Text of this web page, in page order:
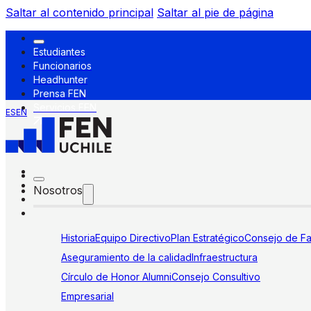
Saltar al contenido principal Saltar al pie de página
Estudiantes
Funcionarios
Headhunter
Prensa FEN
ESEN
Nosotros
HistoriaEquipo DirectivoPlan EstratégicoConsejo de
Aseguramiento de la calidadInfraestructura
Círculo de Honor AlumniConsejo Consultivo
Empresarial